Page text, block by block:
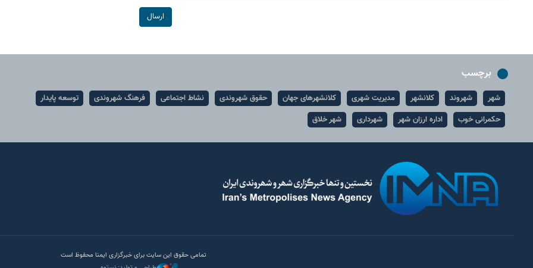
ارسال
برچسب
شهر شهروند کلانشهر مدیریت شهری کلانشهرهای جهان حقوق شهروندی نشاط اجتماعی فرهنگ شهروندی
توسعه پایدار
حکمرانی خوب
اداره ارزان شهر شهرداری شهر خلاق
تمامی حقوق این سایت برای خبرگزاری ایمنا محفوظ است